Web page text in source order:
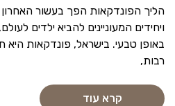
הליך הפונדקאות הפך בעשור האחרון
ויחידים המעוניינים להביא ילדים
באופן טבעי. בישראל, פונדקאות
רבות,
קרא עוד